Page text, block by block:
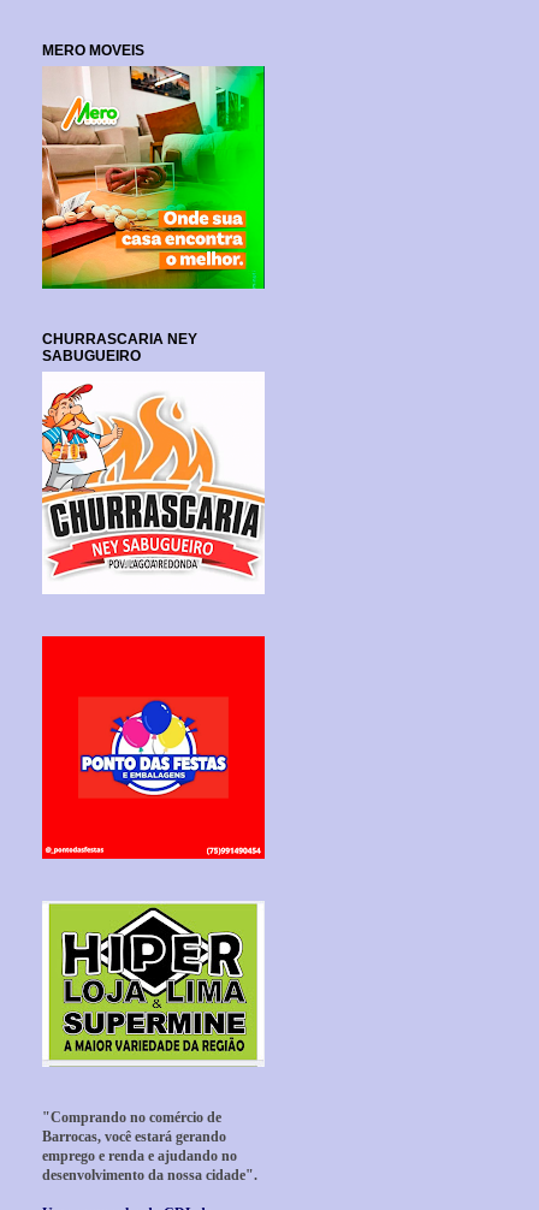
MERO MOVEIS
CHURRASCARIA NEY
SABUGUEIRO
"Comprando no comércio de
Barrocas, você estará gerando
emprego e renda e ajudando no
desenvolvimento da nossa cidade".